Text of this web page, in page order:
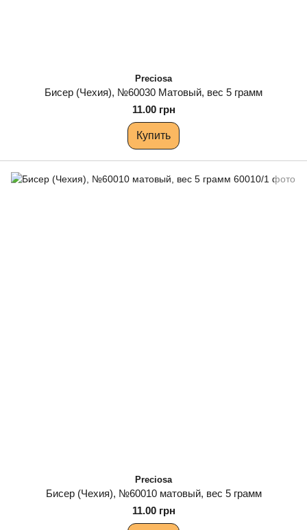
Preciosa
Бисер (Чехия), №60030 Матовый, вес 5 грамм
11.00 грн
Купить
Preciosa
Бисер (Чехия), №60010 матовый, вес 5 грамм
11.00 грн